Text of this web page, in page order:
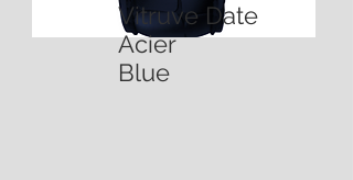
Vitruve Date
Acier
Blue